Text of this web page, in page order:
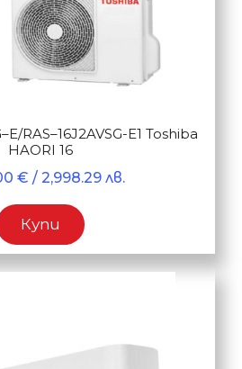
RAS–16J2AVSG-E1 Toshiba
HAORI 16
€ / 2,998.29 лв.
Купи